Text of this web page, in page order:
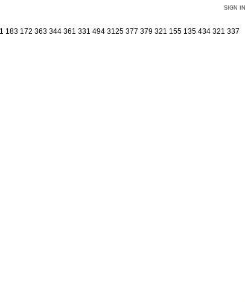
SIGN IN
183 172 363 344 361 331 494 3125 377 379 321 155 135 434 321 337